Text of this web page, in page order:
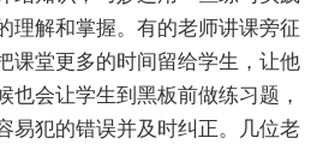
理解和掌握。有的老师讲课旁征
课堂更多的时间留给学生，让他
也会让学生到黑板前做练习题，
易犯的错误并及时纠正。几位老